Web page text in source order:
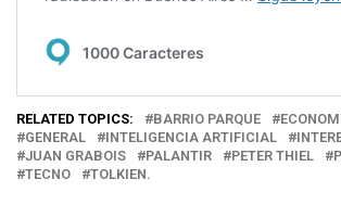
RELATED TOPICS: BARRIO PARQUE
GENERAL
INTELIGENCIA ARTIFICIAL
JUAN GRABOIS
PALANTIR PETER THIEL
TECNO
TOLKIEN.